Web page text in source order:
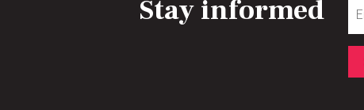
Stay informed